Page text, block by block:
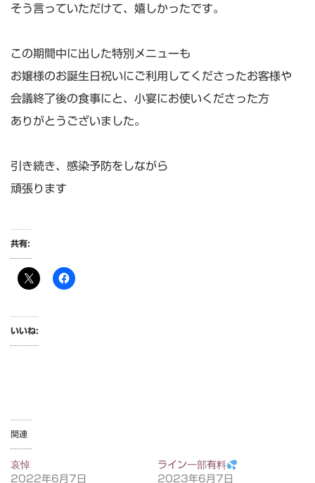
そう言っていただけて、嬉しかったです。
この期間中に出した特別メニューも
お嬢様のお誕生日祝いにご利用してくださったお客様や
会議終了後の食事にと、小宴にお使いくださった方
ありがとうございました。
引き続き、感染予防をしながら
頑張ります
共有:
いいね:
関連
哀悼
2022年6月7日
ライン一部有料
2023年6月7日